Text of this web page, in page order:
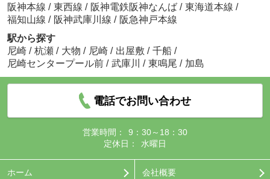
阪神本線 / 東西線 / 阪神電鉄阪神なんば / 東海道本線 /
福知山線 / 阪神武庫川線 / 阪急神戸本線
駅から探す
尼崎 / 杭瀬 / 大物 / 尼崎 / 出屋敷 / 千船 /
尼崎センタープール前 / 武庫川 / 東鳴尾 / 加島
電話でお問い合わせ
営業時間：
9：30～18：30
定休日：
水曜日
ホーム 会社概要